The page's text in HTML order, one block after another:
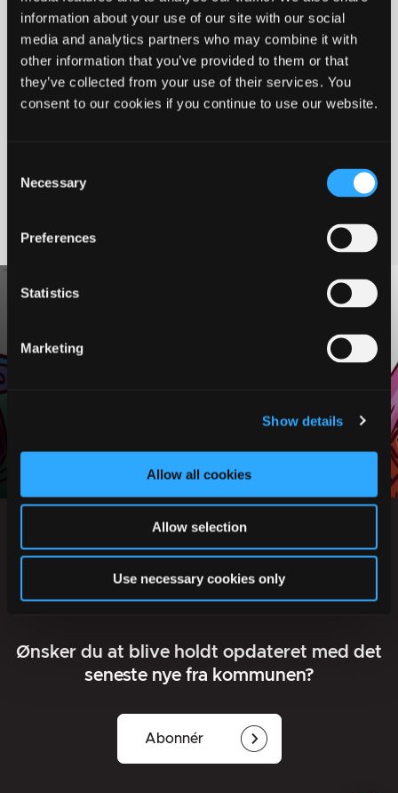
information about your use of our site with our social
media and analytics partners who may combine it with
other information that you’ve provided to them or that
they’ve collected from your use of their services. You
consent to our cookies if you continue to use our website.
Selection
Necessary
Preferences
Statistics
Marketing
Show details
Allow all cookies
Allow selection
Use necessary cookies only
Besøg byerne
Nem samkørsel med NaboGo 🔗
Hærvejen
Ønsker du at blive holdt opdateret med det
seneste nye fra kommunen?
Abonnér